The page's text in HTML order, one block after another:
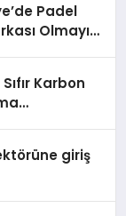
Padel
Olmayı
Karbon
giriş